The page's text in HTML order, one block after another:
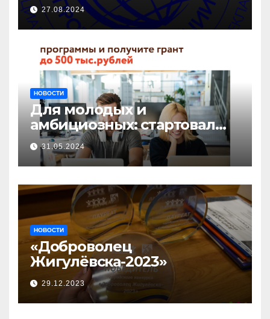
27.08.2024
НОВОСТИ
Для молодых и
амбициозных: стартовал
прием заявок на участие в
бизнес-акселераторе «Ты
предприниматель»
31.05.2024
НОВОСТИ
«Доброволец
Жигулёвска-2023»
29.12.2023